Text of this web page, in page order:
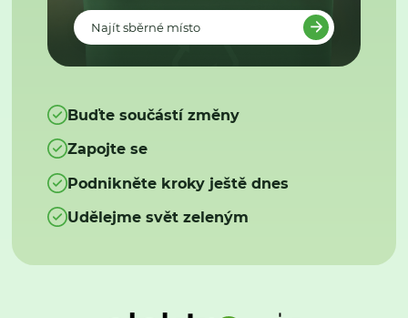
Najít sběrné místo
Buďte součástí změny
Zapojte se
Podnikněte kroky ještě dnes
Udělejme svět zeleným